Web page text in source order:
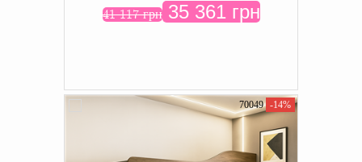
41 117 грн35 361 грн
70049 -14%